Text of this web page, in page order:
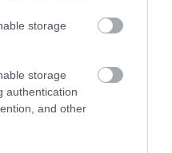
storage
storage
authentication
and other